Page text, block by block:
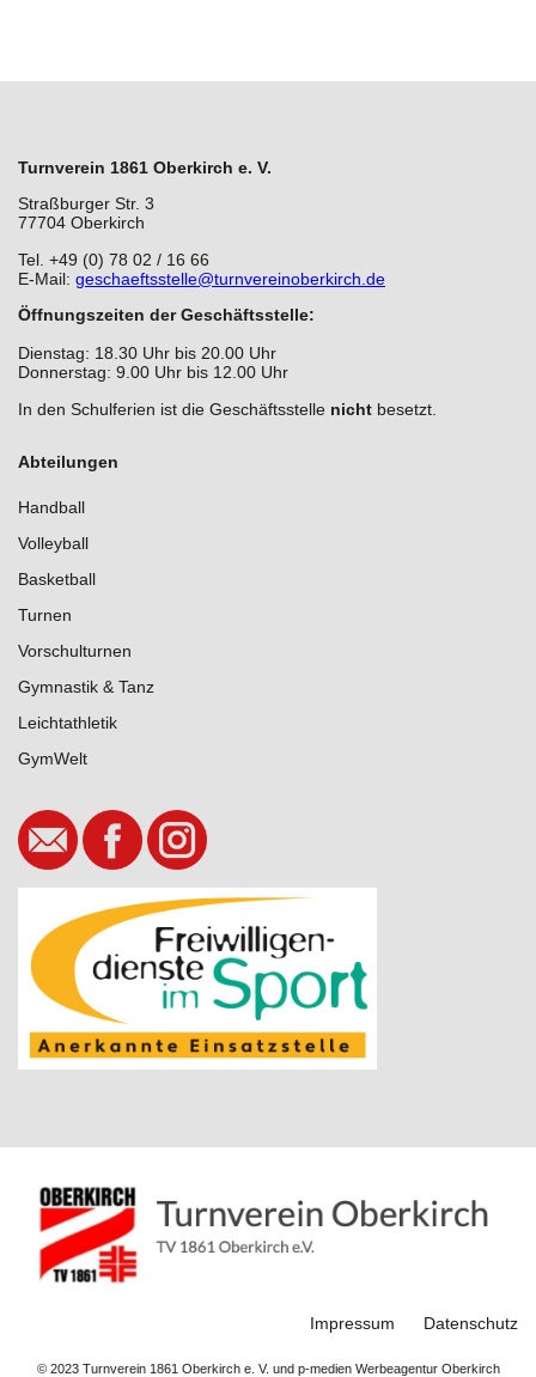
Turnverein 1861 Oberkirch e. V.
Straßburger Str. 3
77704 Oberkirch
Tel. +49 (0) 78 02 / 16 66
E-Mail: geschaeftsstelle@turnvereinoberkirch.de
Öffnungszeiten der Geschäftsstelle:
Dienstag: 18.30 Uhr bis 20.00 Uhr
Donnerstag: 9.00 Uhr bis 12.00 Uhr
In den Schulferien ist die Geschäftsstelle nicht besetzt.
Abteilungen
Handball
Volleyball
Basketball
Turnen
Vorschulturnen
Gymnastik & Tanz
Leichtathletik
GymWelt
Impressum Datenschutz
© 2023 Turnverein 1861 Oberkirch e. V. und p-medien Werbeagentur Oberkirch